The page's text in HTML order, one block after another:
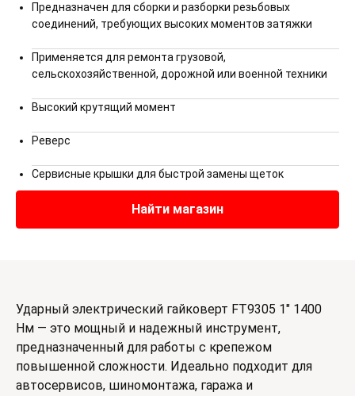
Предназначен для сборки и разборки резьбовых
соединений, требующих высоких моментов затяжки
Применяется для ремонта грузовой,
сельскохозяйственной, дорожной или военной техники
Высокий крутящий момент
Реверс
Сервисные крышки для быстрой замены щеток
Найти магазин
Ударный электрический гайковерт FT9305 1" 1400
Нм — это мощный и надежный инструмент,
предназначенный для работы с крепежом
повышенной сложности. Идеально подходит для
автосервисов, шиномонтажа, гаража и